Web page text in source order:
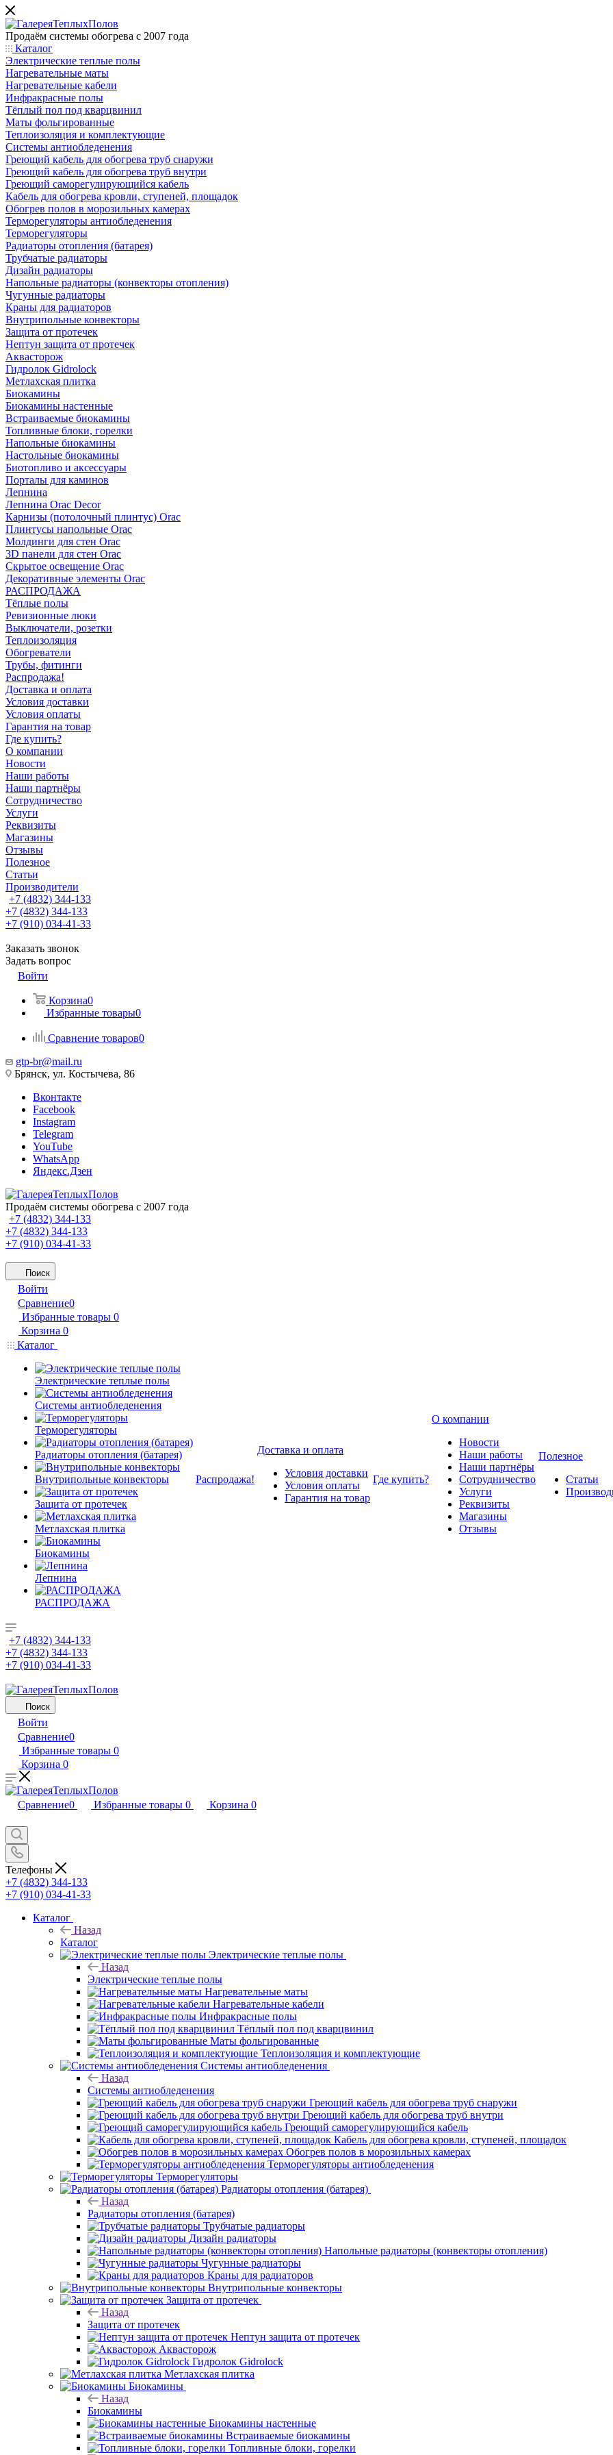
Продаём системы обогрева с 2007 года
Каталог
Электрические теплые полы
Нагревательные маты
Нагревательные кабели
Инфракрасные полы
Тёплый пол под кварцвинил
Маты фольгированные
Теплоизоляция и комплектующие
Системы антиобледенения
Греющий кабель для обогрева труб снаружи
Греющий кабель для обогрева труб внутри
Греющий саморегулирующийся кабель
Кабель для обогрева кровли, ступеней, площадок
Обогрев полов в морозильных камерах
Терморегуляторы антиобледенения
Терморегуляторы
Радиаторы отопления (батарея)
Трубчатые радиаторы
Дизайн радиаторы
Напольные радиаторы (конвекторы отопления)
Чугунные радиаторы
Краны для радиаторов
Внутрипольные конвекторы
Защита от протечек
Нептун защита от протечек
Аквасторож
Гидролок Gidrolock
Метлахская плитка
Биокамины
Биокамины настенные
Встраиваемые биокамины
Топливные блоки, горелки
Напольные биокамины
Настольные биокамины
Биотопливо и аксессуары
Порталы для каминов
Лепнина
Лепнина Orac Decor
Карнизы (потолочный плинтус) Orac
Плинтусы напольные Orac
Молдинги для стен Orac
3D панели для стен Orac
Скрытое освещение Orac
Декоративные элементы Orac
РАСПРОДАЖА
Тёплые полы
Ревизионные люки
Выключатели, розетки
Теплоизоляция
Обогреватели
Трубы, фитинги
Распродажа!
Доставка и оплата
Условия доставки
Условия оплаты
Гарантия на товар
Где купить?
О компании
Новости
Наши работы
Наши партнёры
Сотрудничество
Услуги
Реквизиты
Магазины
Отзывы
Полезное
Статьи
Производители
+7 (4832) 344-133
+7 (4832) 344-133
+7 (910) 034-41-33
Заказать звонок
Задать вопрос
Войти
Корзина0
Избранные товары0
Сравнение товаров0
gtp-br@mail.ru
Брянск, ул. Костычева, 86
Вконтакте
Facebook
Instagram
Telegram
YouTube
WhatsApp
Яндекс.Дзен
Продаём системы обогрева с 2007 года
+7 (4832) 344-133
+7 (4832) 344-133
+7 (910) 034-41-33
Поиск
Войти
Сравнение0
Избранные товары 0
Корзина 0
Каталог
Электрические теплые полы
Системы антиобледенения
Терморегуляторы
Радиаторы отопления (батарея)
Внутрипольные конвекторы
Защита от протечек
Метлахская плитка
Биокамины
Лепнина
РАСПРОДАЖА
Распродажа!
Доставка и оплата
Условия доставки
Условия оплаты
Гарантия на товар
Где купить?
О компании
Новости
Наши работы
Наши партнёры
Сотрудничество
Услуги
Реквизиты
Магазины
Отзывы
Полезное
Статьи
+7 (4832) 344-133
+7 (4832) 344-133
+7 (910) 034-41-33
Поиск
Войти
Сравнение0
Избранные товары 0
Корзина 0
Сравнение0 Избранные товары 0 Корзина 0
Телефоны
+7 (4832) 344-133
+7 (910) 034-41-33
Каталог
Назад
Каталог
Электрические теплые полы
Назад
Электрические теплые полы
Нагревательные маты
Нагревательные кабели
Инфракрасные полы
Тёплый пол под кварцвинил
Маты фольгированные
Теплоизоляция и комплектующие
Системы антиобледенения
Назад
Системы антиобледенения
Греющий кабель для обогрева труб снаружи
Греющий кабель для обогрева труб внутри
Греющий саморегулирующийся кабель
Кабель для обогрева кровли, ступеней, площадок
Обогрев полов в морозильных камерах
Терморегуляторы антиобледенения
Терморегуляторы
Радиаторы отопления (батарея)
Назад
Радиаторы отопления (батарея)
Трубчатые радиаторы
Дизайн радиаторы
Напольные радиаторы (конвекторы отопления)
Чугунные радиаторы
Краны для радиаторов
Внутрипольные конвекторы
Защита от протечек
Назад
Защита от протечек
Нептун защита от протечек
Аквасторож
Гидролок Gidrolock
Метлахская плитка
Биокамины
Назад
Биокамины
Биокамины настенные
Встраиваемые биокамины
Топливные блоки, горелки